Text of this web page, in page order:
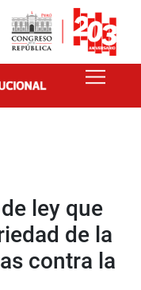
ley que
de la
contra la